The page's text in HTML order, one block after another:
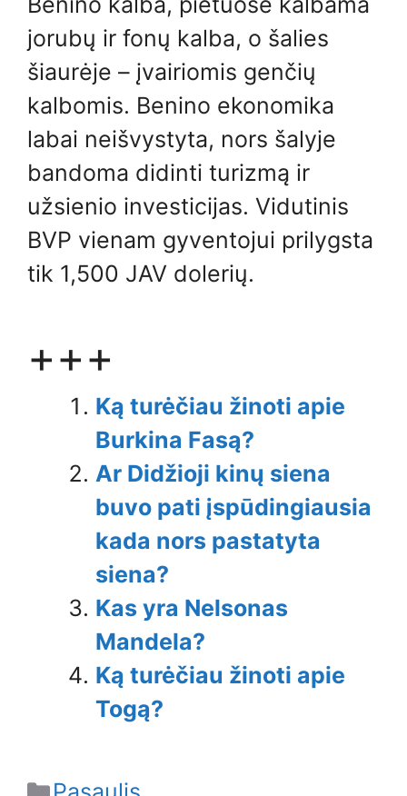
jorubų ir fonų kalba, o šalies
šiaurėje – įvairiomis genčių
kalbomis. Benino ekonomika
labai neišvystyta, nors šalyje
bandoma didinti turizmą ir
užsienio investicijas. Vidutinis
BVP vienam gyventojui prilygsta
tik 1,500 JAV dolerių.
+++
Ką turėčiau žinoti apie
Burkina Fasą?
Ar Didžioji kinų siena
buvo pati įspūdingiausia
kada nors pastatyta
siena?
Kas yra Nelsonas
Mandela?
Ką turėčiau žinoti apie
Togą?
Categories